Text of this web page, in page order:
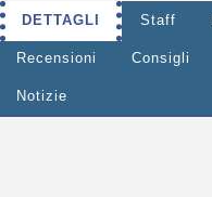
DETTAGLI Staff
Recensioni Consigli
Notizie